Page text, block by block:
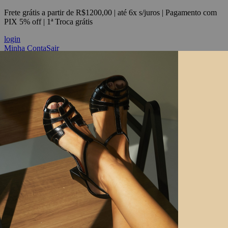
Frete grátis a partir de R$1200,00 | até 6x s/juros | Pagamento com
PIX 5% off | 1ª Troca grátis
login
Minha ContaSair
Masqué - por Adriana Pedroso
Coleção
Collabs
Handmade CampanhasFlagship
Masqué em Casa
OUTLET
Contato
Aromatizador
VOLTAR